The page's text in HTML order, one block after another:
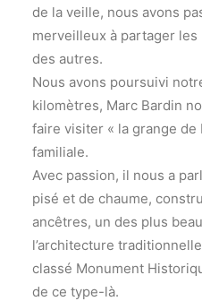
de la veille, nous avons
merveilleux à partager
des autres.
Nous avons poursuivi
kilomètres, Marc Bardin
faire visiter « la grange de
familiale.
Avec passion, il nous a
pisé et de chaume,
ancêtres, un des plus
l’architecture
classé Monument
de ce type-là.